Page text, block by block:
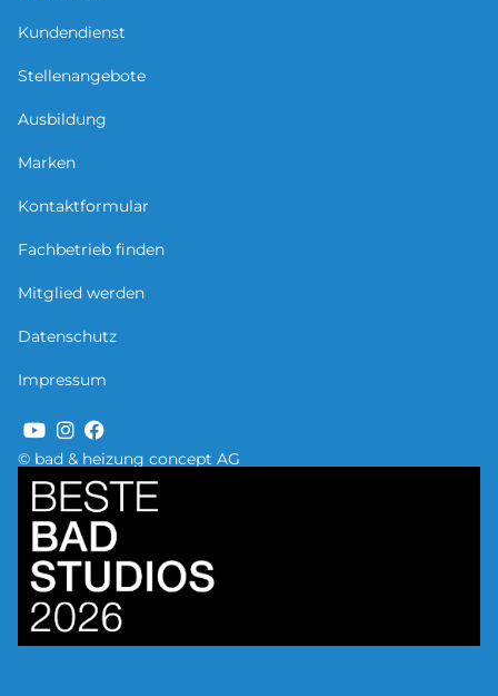
© bad & heizung concept AG
Kundendienst
Stellenangebote
Ausbildung
Marken
Kontaktformular
Fachbetrieb finden
Mitglied werden
Datenschutz
Impressum